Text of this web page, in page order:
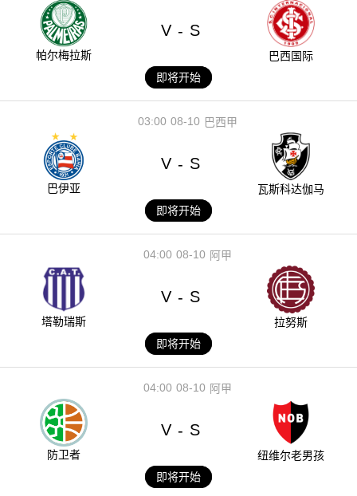
帕尔梅拉斯
V - S
巴西国际
即将开始
08-10
03:00 巴西甲
巴伊亚
V - S
瓦斯科达伽马
即将开始
08-10
04:00 阿甲
塔勒瑞斯
V - S
拉努斯
即将开始
08-10
04:00 阿甲
防卫者
V - S
纽维尔老男孩
即将开始